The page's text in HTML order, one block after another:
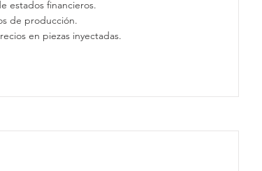
estados financieros.
de producción.
en piezas inyectadas.